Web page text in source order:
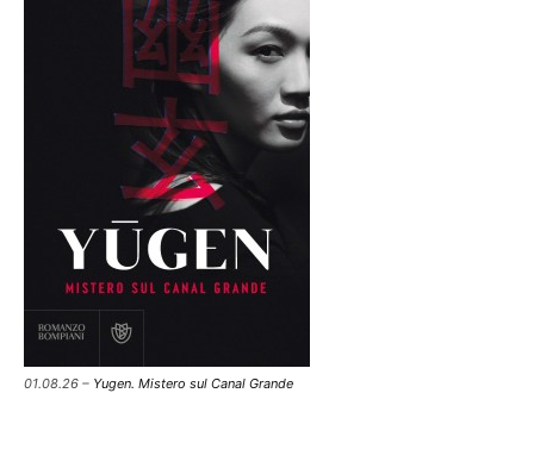
01.08.26 – Yugen. Mistero sul Canal Grande